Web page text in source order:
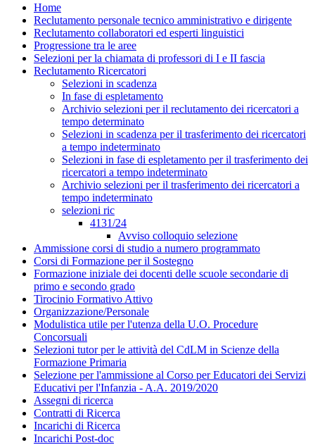
Home
Reclutamento personale tecnico amministrativo e dirigente
Reclutamento collaboratori ed esperti linguistici
Progressione tra le aree
Selezioni per la chiamata di professori di I e II fascia
Reclutamento Ricercatori
Selezioni in scadenza
In fase di espletamento
Archivio selezioni per il reclutamento dei ricercatori a
tempo determinato
Selezioni in scadenza per il trasferimento dei ricercatori
a tempo indeterminato
Selezioni in fase di espletamento per il trasferimento dei
ricercatori a tempo indeterminato
Archivio selezioni per il trasferimento dei ricercatori a
tempo indeterminato
selezioni ric
4131/24
Avviso colloquio selezione
Ammissione corsi di studio a numero programmato
Corsi di Formazione per il Sostegno
Formazione iniziale dei docenti delle scuole secondarie di
primo e secondo grado
Tirocinio Formativo Attivo
Organizzazione/Personale
Modulistica utile per l'utenza della U.O. Procedure
Concorsuali
Selezioni tutor per le attività del CdLM in Scienze della
Formazione Primaria
Selezione per l'ammissione al Corso per Educatori dei Servizi
Educativi per l'Infanzia - A.A. 2019/2020
Assegni di ricerca
Contratti di Ricerca
Incarichi di Ricerca
Incarichi Post-doc